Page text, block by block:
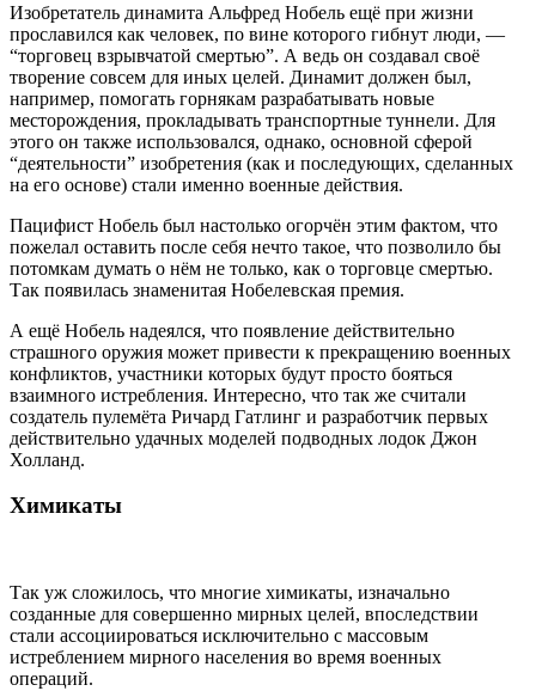
Изобретатель динамита Альфред Нобель ещё при жизни
прославился как человек, по вине которого гибнут люди, —
“торговец взрывчатой смертью”. А ведь он создавал своё
творение совсем для иных целей. Динамит должен был,
например, помогать горнякам разрабатывать новые
месторождения, прокладывать транспортные туннели. Для
этого он также использовался, однако, основной сферой
“деятельности” изобретения (как и последующих, сделанных
на его основе) стали именно военные действия.
Пацифист Нобель был настолько огорчён этим фактом, что
пожелал оставить после себя нечто такое, что позволило бы
потомкам думать о нём не только, как о торговце смертью.
Так появилась знаменитая Нобелевская премия.
А ещё Нобель надеялся, что появление действительно
страшного оружия может привести к прекращению военных
конфликтов, участники которых будут просто бояться
взаимного истребления. Интересно, что так же считали
создатель пулемёта Ричард Гатлинг и разработчик первых
действительно удачных моделей подводных лодок Джон
Холланд.
Химикаты
Так уж сложилось, что многие химикаты, изначально
созданные для совершенно мирных целей, впоследствии
стали ассоциироваться исключительно с массовым
истреблением мирного населения во время военных
операций.